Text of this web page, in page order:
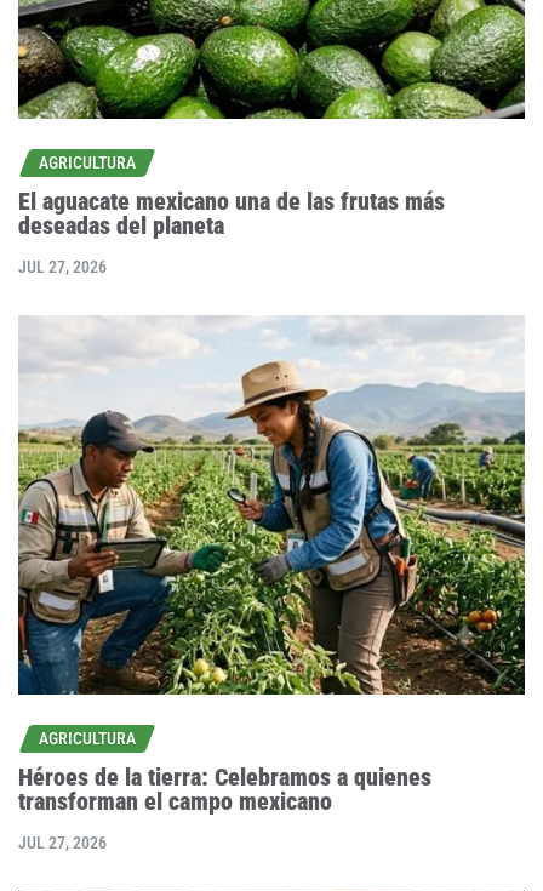
AGRICULTURA
El aguacate mexicano una de las frutas más
deseadas del planeta
JUL 27, 2026
AGRICULTURA
Héroes de la tierra: Celebramos a quienes
transforman el campo mexicano
JUL 27, 2026